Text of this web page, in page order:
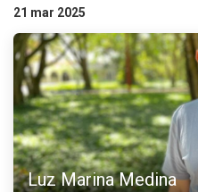
21 mar 2025
Luz Marina Medina